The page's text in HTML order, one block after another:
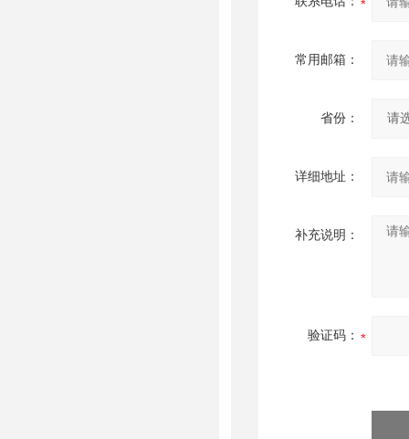
常用邮箱：
省份：
详细地址：
补充说明：
验证码：